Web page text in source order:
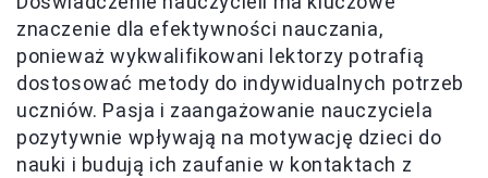
znaczenie dla efektywności nauczania,
ponieważ wykwalifikowani lektorzy potrafią
dostosować metody do indywidualnych potrzeb
uczniów. Pasja i zaangażowanie nauczyciela
pozytywnie wpływają na motywację dzieci do
nauki i budują ich zaufanie w kontaktach z